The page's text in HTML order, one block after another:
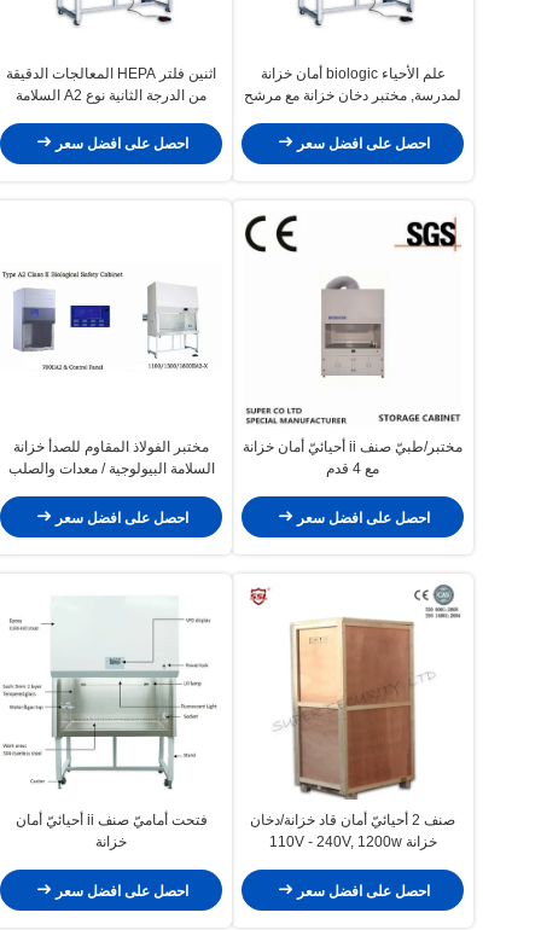
علم الأحياء biologic أمان خزانة
لمدرسة, مختبر دخان خزانة مع مرشح
احصل على افضل سعر
اثنين فلتر HEPA المعالجات الدقيقة
من الدرجة الثانية نوع A2 السلامة
ومصنع أدوية
احصل على افضل سعر
مختبر/طبيّ صنف ii أحيائيّ أمان خزانة
مع 4 قدم
احصل على افضل سعر
مختبر الفولاذ المقاوم للصدأ خزانة
السلامة البيولوجية / معدات والصلب
احصل على افضل سعر
صنف 2 أحيائيّ أمان قاد خزانة/دخان
خزانة 110V - 240V, 1200w
احصل على افضل سعر
فتحت أماميّ صنف ii أحيائيّ أمان
خزانة
احصل على افضل سعر